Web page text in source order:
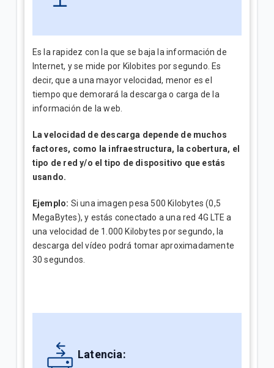
Es la rapidez con la que se baja la información de
Internet, y se mide por Kilobites por segundo. Es
decir, que a una mayor velocidad, menor es el
tiempo que demorará la descarga o carga de la
información de la web.
La velocidad de descarga depende de muchos
factores, como la infraestructura, la cobertura, el
tipo de red y/o el tipo de dispositivo que estás
usando.
Ejemplo: Si una imagen pesa 500 Kilobytes (0,5
MegaBytes), y estás conectado a una red 4G LTE a
una velocidad de 1.000 Kilobytes por segundo, la
descarga del vídeo podrá tomar aproximadamente
30 segundos.
Latencia: